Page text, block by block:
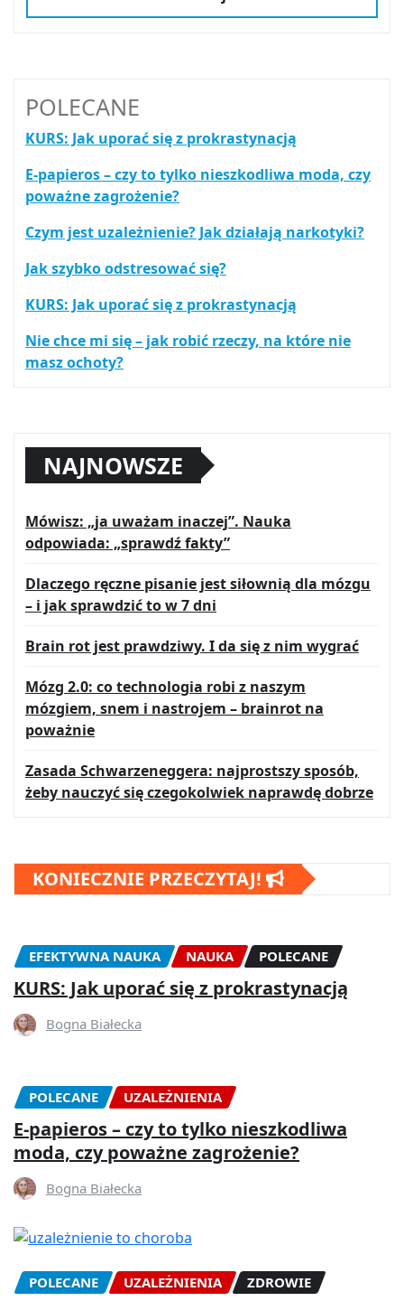
POLECANE
KURS: Jak uporać się z prokrastynacją
E-papieros – czy to tylko nieszkodliwa moda, czy
poważne zagrożenie?
Czym jest uzależnienie? Jak działają narkotyki?
Jak szybko odstresować się?
KURS: Jak uporać się z prokrastynacją
Nie chce mi się – jak robić rzeczy, na które nie
masz ochoty?
NAJNOWSZE
Mówisz: „ja uważam inaczej”. Nauka
odpowiada: „sprawdź fakty”
Dlaczego ręczne pisanie jest siłownią dla mózgu
– i jak sprawdzić to w 7 dni
Brain rot jest prawdziwy. I da się z nim wygrać
Mózg 2.0: co technologia robi z naszym
mózgiem, snem i nastrojem – brainrot na
poważnie
Zasada Schwarzeneggera: najprostszy sposób,
żeby nauczyć się czegokolwiek naprawdę dobrze
KONIECZNIE PRZECZYTAJ!
EFEKTYWNA NAUKA NAUKA POLECANE
KURS: Jak uporać się z prokrastynacją
Bogna Białecka
POLECANE UZALEŻNIENIA
E-papieros – czy to tylko nieszkodliwa
moda, czy poważne zagrożenie?
Bogna Białecka
POLECANE UZALEŻNIENIA ZDROWIE